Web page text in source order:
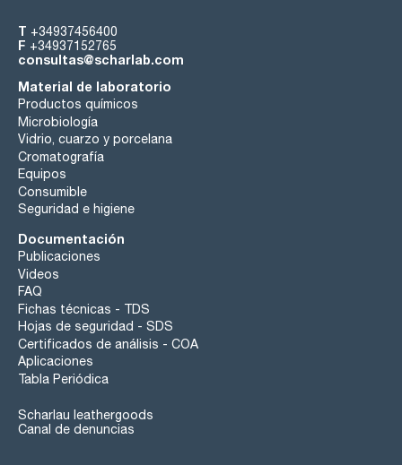
T +34937456400
F +34937152765
consultas@scharlab.com
Material de laboratorio
Productos químicos
Microbiología
Vidrio, cuarzo y porcelana
Cromatografía
Equipos
Consumible
Seguridad e higiene
Documentación
Publicaciones
Videos
FAQ
Fichas técnicas - TDS
Hojas de seguridad - SDS
Certificados de análisis - COA
Aplicaciones
Tabla Periódica
Scharlau leathergoods
Canal de denuncias